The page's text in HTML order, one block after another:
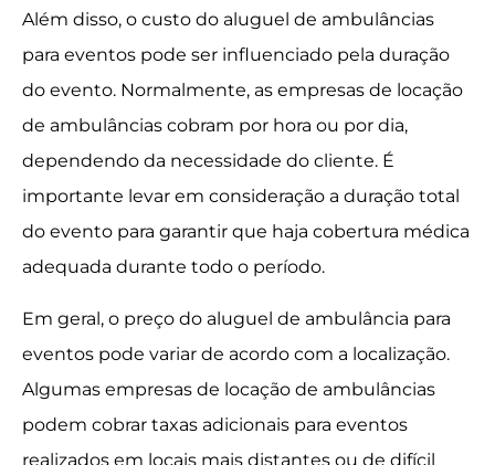
Além disso, o custo do aluguel de ambulâncias
para eventos pode ser influenciado pela duração
do evento. Normalmente, as empresas de locação
de ambulâncias cobram por hora ou por dia,
dependendo da necessidade do cliente. É
importante levar em consideração a duração total
do evento para garantir que haja cobertura médica
adequada durante todo o período.
Em geral, o preço do aluguel de ambulância para
eventos pode variar de acordo com a localização.
Algumas empresas de locação de ambulâncias
podem cobrar taxas adicionais para eventos
realizados em locais mais distantes ou de difícil